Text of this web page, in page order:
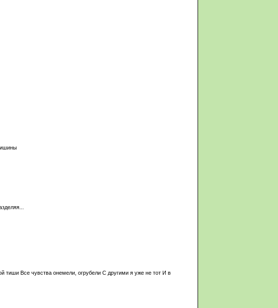
тиши Все чувства онемели, огрубели С другими я уже не тот И в